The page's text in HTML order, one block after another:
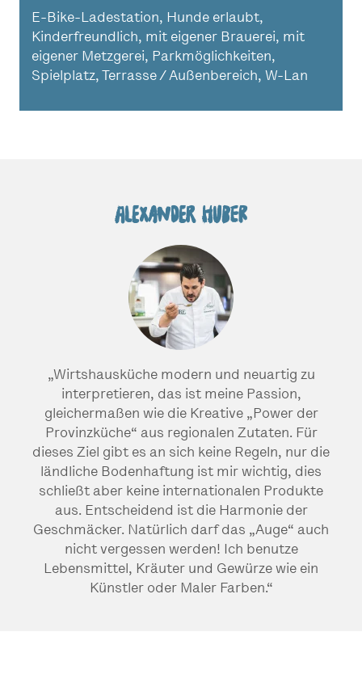
E-Bike-Ladestation, Hunde erlaubt,
Kinderfreundlich, mit eigener Brauerei, mit
eigener Metzgerei, Parkmöglichkeiten,
Spielplatz, Terrasse / Außenbereich, W-Lan
Alexander Huber
„Wirtshausküche modern und neuartig zu
interpretieren, das ist meine Passion,
gleichermaßen wie die Kreative „Power der
Provinzküche“ aus regionalen Zutaten. Für
dieses Ziel gibt es an sich keine Regeln, nur die
ländliche Bodenhaftung ist mir wichtig, dies
schließt aber keine internationalen Produkte
aus. Entscheidend ist die Harmonie der
Geschmäcker. Natürlich darf das „Auge“ auch
nicht vergessen werden! Ich benutze
Lebensmittel, Kräuter und Gewürze wie ein
Künstler oder Maler Farben.“